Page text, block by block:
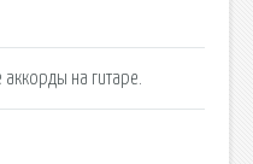
на гитаре.